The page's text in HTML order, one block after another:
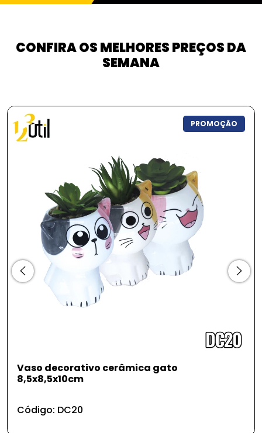
CONFIRA OS MELHORES PREÇOS DA
SEMANA
PROMOÇÃO
Vaso decorativo cerâmica gato
8,5x8,5x10cm
Código: DC20